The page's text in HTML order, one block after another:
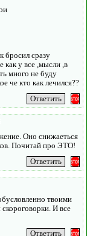
бросил сразу
как у все ,мысли ,в
много не буду
че кто как лечился??
Оно снижаеться
Почитай про ЭТО!
твоими
И все